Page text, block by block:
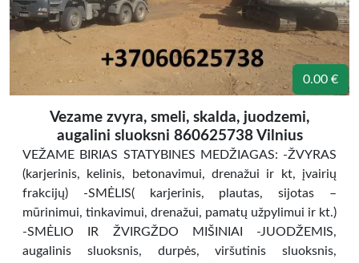
0.00 €
Vezame zvyra, smeli, skalda, juodzemi,
augalini sluoksni 860625738 Vilnius
VEŽAME BIRIAS STATYBINES MEDŽIAGAS: -ŽVYRAS
(karjerinis, kelinis, betonavimui, drenažui ir kt, įvairių
frakcijų) -SMĖLIS( karjerinis, plautas, sijotas –
mūrinimui, tinkavimui, drenažui, pamatų užpylimui ir kt.)
-SMĖLIO IR ŽVIRGŽDO MIŠINIAI -JUODŽEMIS,
augalinis sluoksnis, durpės, viršutinis sluoksnis,